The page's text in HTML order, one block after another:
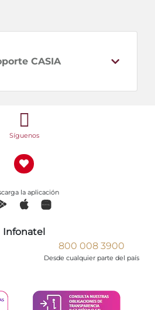
CASIA
Síguenos
la aplicación
Infonatel
800 008 3900
Desde cualquier parte del país